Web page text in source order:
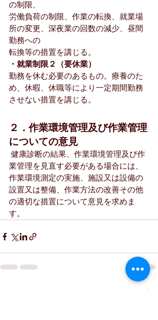
の制限、
労働負荷の制限、作業の転換、就業場
所の変更、深夜業の回数の減少、昼間
勤務への
転換等の措置を講じる。
・就業制限２（要休業）
勤務を休む必要のあるもの。療養のた
め、休暇、休職等により一定期間勤務
させない措置を講じる。
２．作業環境管理及び作業管理
についての意見
業管理を見直す必要がある場合には、
作業環境測定の実施、施設又は設備の
設置又は整備、作業方法の改善その他
の適切な措置について意見を求めま
す。